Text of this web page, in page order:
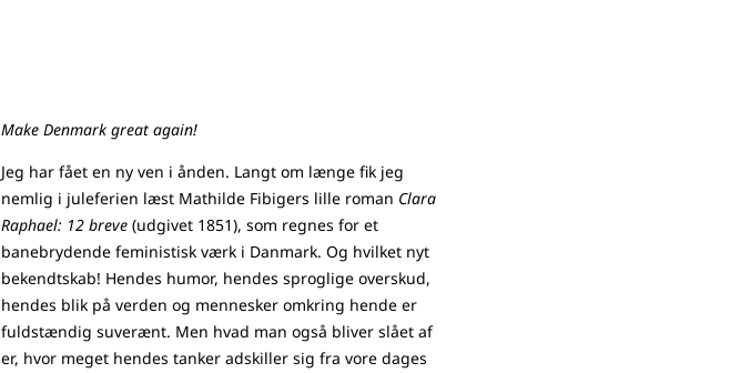
Make Denmark great again!
Jeg har fået en ny ven i ånden. Langt om længe fik jeg
nemlig i juleferien læst Mathilde Fibigers lille roman Clara
Raphael: 12 breve(udgivet 1851), som regnes for et
banebrydende feministisk værk i Danmark. Og hvilket nyt
bekendtskab! Hendes humor, hendes sproglige overskud,
hendes blik på verden og mennesker omkring hende er
fuldstændig suverænt. Men hvad man også bliver slået af
er, hvor meget hendes tanker adskiller sig fra vore dages